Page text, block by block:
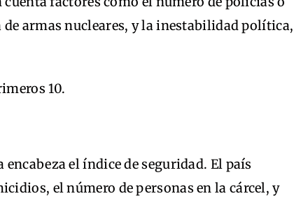
armas nucleares, y la inestabilidad política,
10.
el índice de seguridad. El país
el número de personas en la cárcel, y